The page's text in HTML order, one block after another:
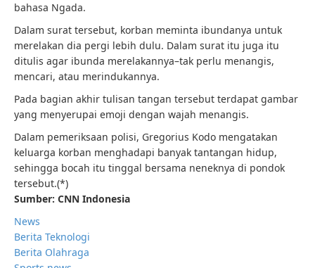
bahasa Ngada.
Dalam surat tersebut, korban meminta ibundanya untuk
merelakan dia pergi lebih dulu. Dalam surat itu juga itu
ditulis agar ibunda merelakannya–tak perlu menangis,
mencari, atau merindukannya.
Pada bagian akhir tulisan tangan tersebut terdapat gambar
yang menyerupai emoji dengan wajah menangis.
Dalam pemeriksaan polisi, Gregorius Kodo mengatakan
keluarga korban menghadapi banyak tantangan hidup,
sehingga bocah itu tinggal bersama neneknya di pondok
tersebut.(*)
Sumber: CNN Indonesia
News
Berita Teknologi
Berita Olahraga